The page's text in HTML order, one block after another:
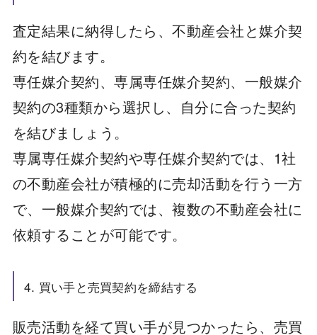
査定結果に納得したら、不動産会社と媒介契
約を結びます。
専任媒介契約、専属専任媒介契約、一般媒介
契約の3種類から選択し、自分に合った契約
を結びましょう。
専属専任媒介契約や専任媒介契約では、1社
の不動産会社が積極的に売却活動を行う一方
で、一般媒介契約では、複数の不動産会社に
依頼することが可能です。
4. 買い手と売買契約を締結する
販売活動を経て買い手が見つかったら、売買